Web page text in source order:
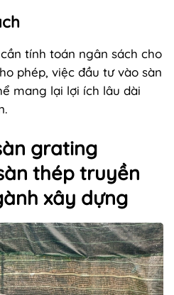
tính toán ngân sách cho
phép, việc đầu tư vào sàn
mang lại lợi ích lâu dài
grating
thép truyền
xây dựng